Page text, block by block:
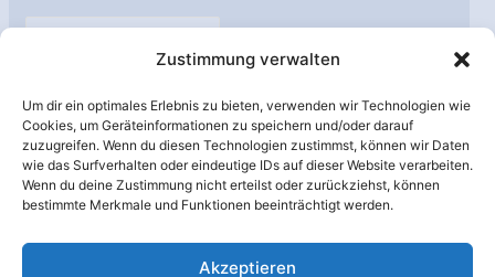
Zustimmung verwalten
Um dir ein optimales Erlebnis zu bieten, verwenden wir Technologien wie
Cookies, um Geräteinformationen zu speichern und/oder darauf
zuzugreifen. Wenn du diesen Technologien zustimmst, können wir Daten
wie das Surfverhalten oder eindeutige IDs auf dieser Website verarbeiten.
Wenn du deine Zustimmung nicht erteilst oder zurückziehst, können
bestimmte Merkmale und Funktionen beeinträchtigt werden.
Akzeptieren
A
h
i
v
Unterstützt von: